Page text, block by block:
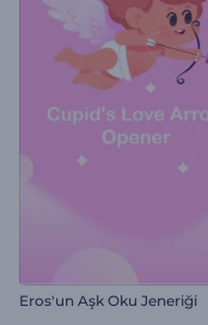
Eros'un Aşk Oku Jeneriği